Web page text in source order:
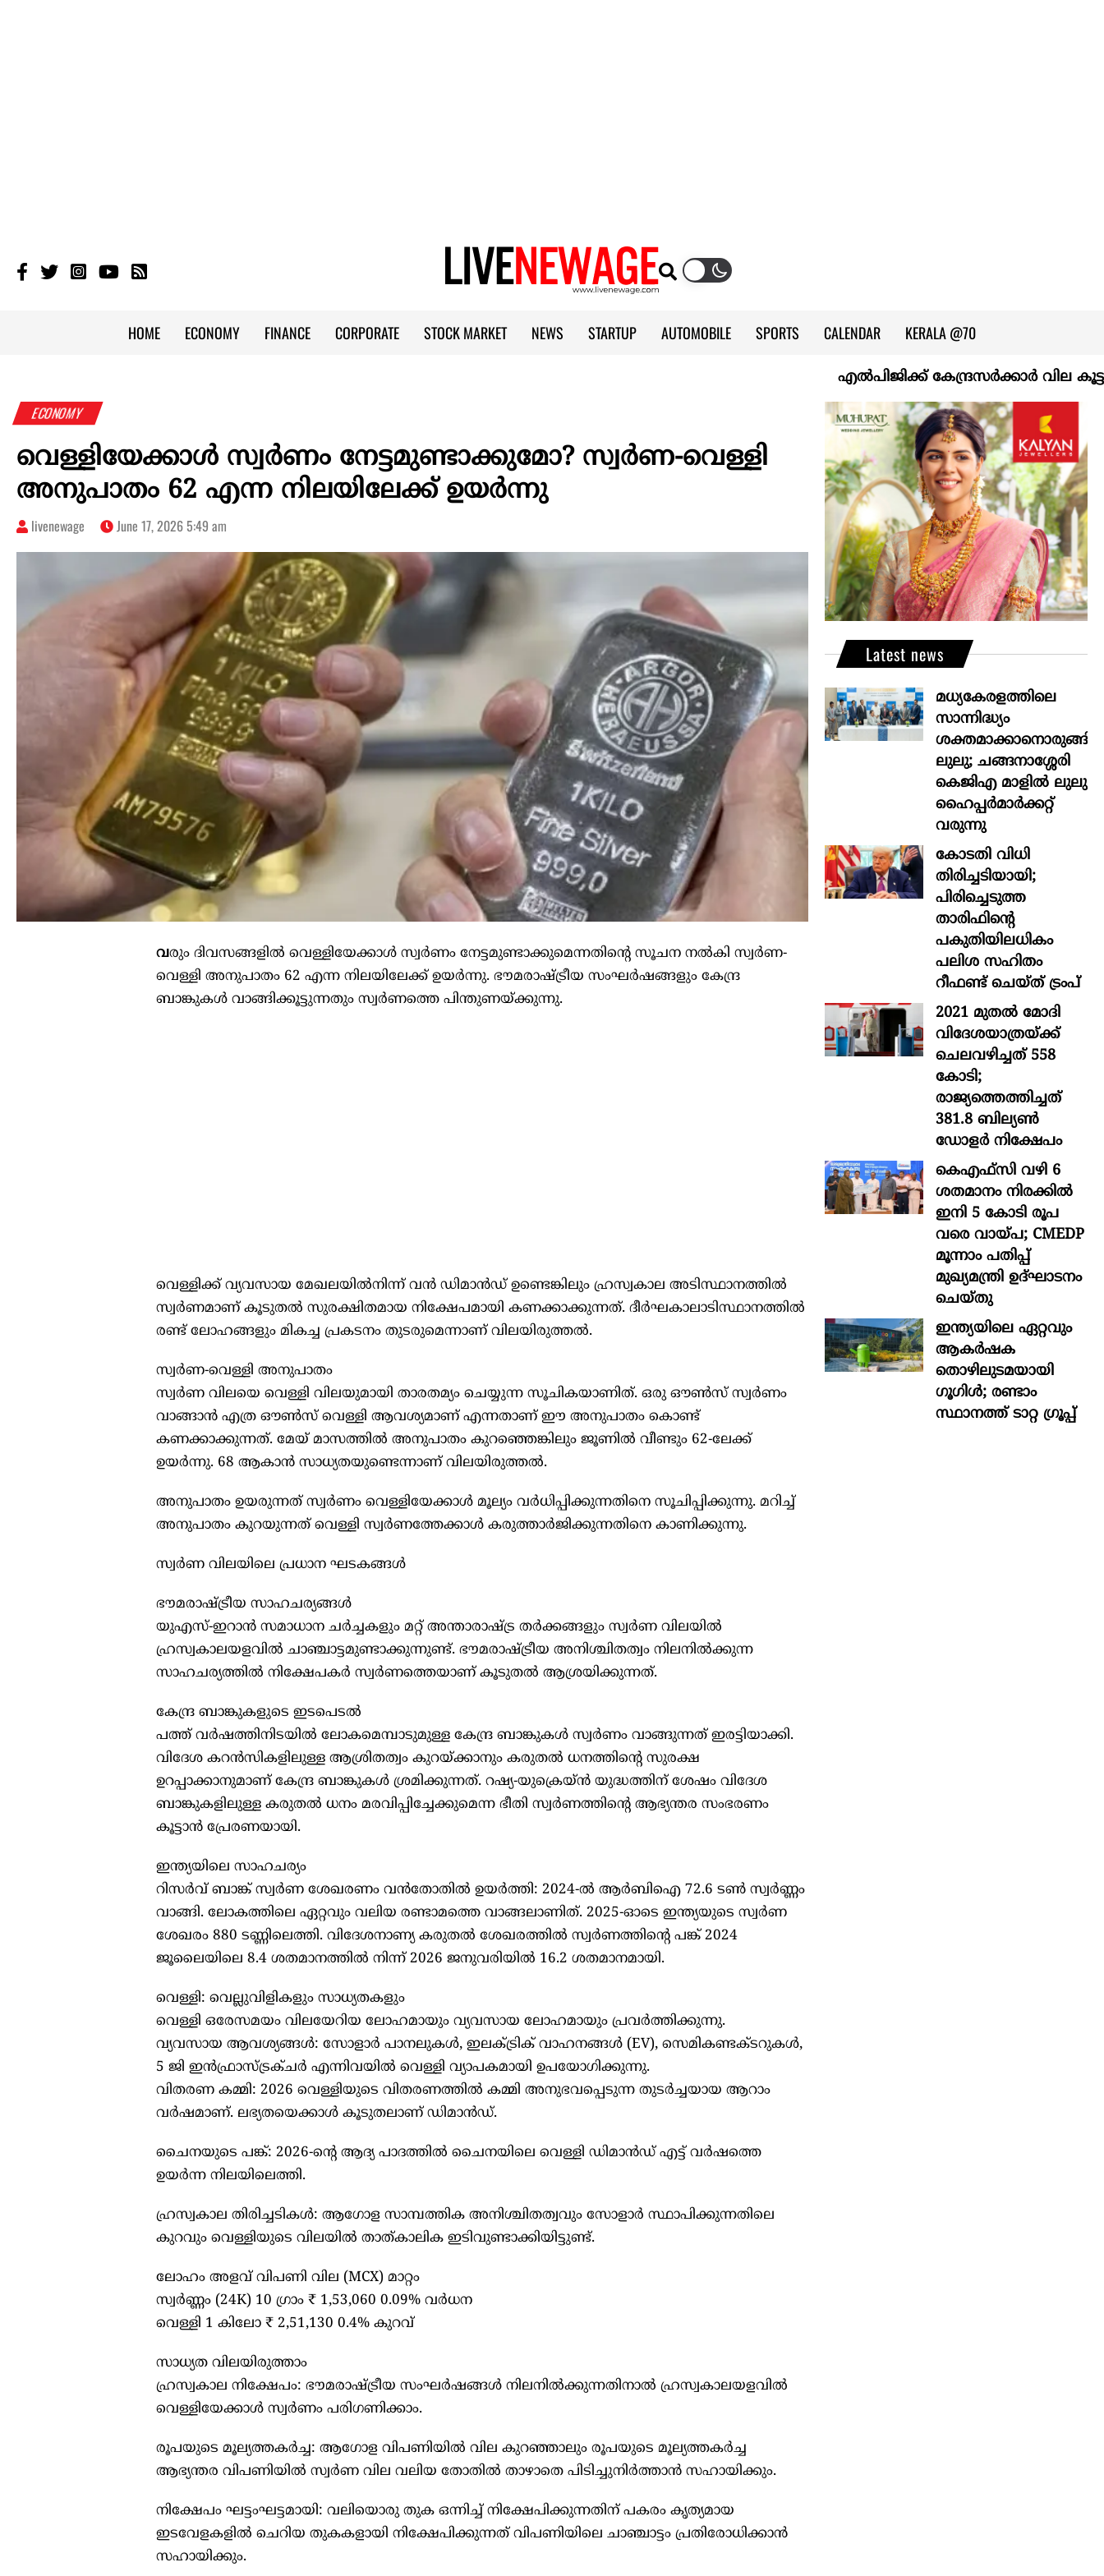
HOME ECONOMY FINANCE CORPORATE STOCK MARKET NEWS STARTUP AUTOMOBILE SPORTS CALENDAR KERALA @70
എല്‍പിജിക്ക് കേന്ദ്രസർക്കാർ വില
ECONOMY
വെള്ളിയേക്കാൾ സ്വർണം നേട്ടമുണ്ടാക്കുമോ? സ്വർണ-വെള്ളി
അനുപാതം 62 എന്ന നിലയിലേക്ക് ഉയർന്നു
livenewage June 17, 2026 5:49 am
വരും ദിവസങ്ങളിൽ വെള്ളിയേക്കാൾ സ്വർണം നേട്ടമുണ്ടാക്കുമെന്നതിന്റെ സൂചന നൽകി സ്വർണ-
വെള്ളി അനുപാതം 62 എന്ന നിലയിലേക്ക് ഉയർന്നു. ഭൗമരാഷ്ട്രീയ സംഘർഷങ്ങളും കേന്ദ്ര
ബാങ്കുകൾ വാങ്ങിക്കൂട്ടുന്നതും സ്വർണത്തെ പിന്തുണയ്ക്കുന്നു.
വെള്ളിക്ക് വ്യവസായ മേഖലയിൽനിന്ന് വൻ ഡിമാൻഡ് ഉണ്ടെങ്കിലും ഹ്രസ്വകാല അടിസ്ഥാനത്തിൽ
സ്വർണമാണ് കൂടുതൽ സുരക്ഷിതമായ നിക്ഷേപമായി കണക്കാക്കുന്നത്. ദീർഘകാലാടിസ്ഥാനത്തിൽ
രണ്ട് ലോഹങ്ങളും മികച്ച പ്രകടനം തുടരുമെന്നാണ് വിലയിരുത്തൽ.
സ്വർണ-വെള്ളി അനുപാതം
സ്വർണ വിലയെ വെള്ളി വിലയുമായി താരതമ്യം ചെയ്യുന്ന സൂചികയാണിത്. ഒരു ഔൺസ് സ്വർണം
വാങ്ങാൻ എത്ര ഔൺസ് വെള്ളി ആവശ്യമാണ് എന്നതാണ് ഈ അനുപാതം കൊണ്ട്
കണക്കാക്കുന്നത്. മേയ് മാസത്തിൽ അനുപാതം കുറഞ്ഞെങ്കിലും ജൂണിൽ വീണ്ടും 62-ലേക്ക്
ഉയർന്നു. 68 ആകാൻ സാധ്യതയുണ്ടെന്നാണ് വിലയിരുത്തൽ.
അനുപാതം ഉയരുന്നത് സ്വർണം വെള്ളിയേക്കാൾ മൂല്യം വർധിപ്പിക്കുന്നതിനെ സൂചിപ്പിക്കുന്നു. മറിച്ച്
അനുപാതം കുറയുന്നത് വെള്ളി സ്വർണത്തേക്കാൾ കരുത്താർജിക്കുന്നതിനെ കാണിക്കുന്നു.
സ്വർണ വിലയിലെ പ്രധാന ഘടകങ്ങൾ
ഭൗമരാഷ്ട്രീയ സാഹചര്യങ്ങൾ
യുഎസ്-ഇറാൻ സമാധാന ചർച്ചകളും മറ്റ് അന്താരാഷ്ട്ര തർക്കങ്ങളും സ്വർണ വിലയിൽ
ഹ്രസ്വകാലയളവിൽ ചാഞ്ചാട്ടമുണ്ടാക്കുന്നുണ്ട്. ഭൗമരാഷ്ട്രീയ അനിശ്ചിതത്വം നിലനിൽക്കുന്ന
സാഹചര്യത്തിൽ നിക്ഷേപകർ സ്വർണത്തെയാണ് കൂടുതൽ ആശ്രയിക്കുന്നത്.
കേന്ദ്ര ബാങ്കുകളുടെ ഇടപെടൽ
പത്ത് വർഷത്തിനിടയിൽ ലോകമെമ്പാടുമുള്ള കേന്ദ്ര ബാങ്കുകൾ സ്വർണം വാങ്ങുന്നത് ഇരട്ടിയാക്കി.
വിദേശ കറൻസികളിലുള്ള ആശ്രിതത്വം കുറയ്ക്കാനും കരുതൽ ധനത്തിന്റെ സുരക്ഷ
ഉറപ്പാക്കാനുമാണ് കേന്ദ്ര ബാങ്കുകൾ ശ്രമിക്കുന്നത്. റഷ്യ-യുക്രെയ്ൻ യുദ്ധത്തിന് ശേഷം വിദേശ
ബാങ്കുകളിലുള്ള കരുതൽ ധനം മരവിപ്പിച്ചേക്കുമെന്ന ഭീതി സ്വർണത്തിന്റെ ആഭ്യന്തര സംഭരണം
കൂട്ടാൻ പ്രേരണയായി.
ഇന്ത്യയിലെ സാഹചര്യം
റിസർവ് ബാങ്ക് സ്വർണ ശേഖരണം വൻതോതിൽ ഉയർത്തി: 2024-ൽ ആർബിഐ 72.6 ടൺ സ്വർണ്ണം
വാങ്ങി. ലോകത്തിലെ ഏറ്റവും വലിയ രണ്ടാമത്തെ വാങ്ങലാണിത്. 2025-ഓടെ ഇന്ത്യയുടെ സ്വർണ
ശേഖരം 880 ടണ്ണിലെത്തി. വിദേശനാണ്യ കരുതൽ ശേഖരത്തിൽ സ്വർണത്തിന്റെ പങ്ക് 2024
ജൂലൈയിലെ 8.4 ശതമാനത്തിൽ നിന്ന് 2026 ജനുവരിയിൽ 16.2 ശതമാനമായി.
വെള്ളി: വെല്ലുവിളികളും സാധ്യതകളും
വെള്ളി ഒരേസമയം വിലയേറിയ ലോഹമായും വ്യവസായ ലോഹമായും പ്രവർത്തിക്കുന്നു.
വ്യവസായ ആവശ്യങ്ങൾ: സോളാർ പാനലുകൾ, ഇലക്ട്രിക് വാഹനങ്ങൾ (EV), സെമികണ്ടക്ടറുകൾ,
5 ജി ഇൻഫ്രാസ്ട്രക്ചർ എന്നിവയിൽ വെള്ളി വ്യാപകമായി ഉപയോഗിക്കുന്നു.
വിതരണ കമ്മി: 2026 വെള്ളിയുടെ വിതരണത്തിൽ കമ്മി അനുഭവപ്പെടുന്ന തുടർച്ചയായ ആറാം
വർഷമാണ്. ലഭ്യതയെക്കാൾ കൂടുതലാണ് ഡിമാൻഡ്.
ചൈനയുടെ പങ്ക്: 2026-ന്റെ ആദ്യ പാദത്തിൽ ചൈനയിലെ വെള്ളി ഡിമാൻഡ് എട്ട് വർഷത്തെ
ഉയർന്ന നിലയിലെത്തി.
ഹ്രസ്വകാല തിരിച്ചടികൾ: ആഗോള സാമ്പത്തിക അനിശ്ചിതത്വവും സോളാർ സ്ഥാപിക്കുന്നതിലെ
കുറവും വെള്ളിയുടെ വിലയിൽ താത്കാലിക ഇടിവുണ്ടാക്കിയിട്ടുണ്ട്.
ലോഹം അളവ് വിപണി വില (MCX) മാറ്റം
സ്വർണ്ണം (24K) 10 ഗ്രാം ₹ 1,53,060 0.09% വർധന
വെള്ളി 1 കിലോ ₹ 2,51,130 0.4% കുറവ്
സാധ്യത വിലയിരുത്താം
ഹ്രസ്വകാല നിക്ഷേപം: ഭൗമരാഷ്ട്രീയ സംഘർഷങ്ങൾ നിലനിൽക്കുന്നതിനാൽ ഹ്രസ്വകാലയളവിൽ
വെള്ളിയേക്കാൾ സ്വർണം പരിഗണിക്കാം.
രൂപയുടെ മൂല്യത്തകർച്ച: ആഗോള വിപണിയിൽ വില കുറഞ്ഞാലും രൂപയുടെ മൂല്യത്തകർച്ച
ആഭ്യന്തര വിപണിയിൽ സ്വർണ വില വലിയ തോതിൽ താഴാതെ പിടിച്ചുനിർത്താൻ സഹായിക്കും.
നിക്ഷേപം ഘട്ടംഘട്ടമായി: വലിയൊരു തുക ഒന്നിച്ച് നിക്ഷേപിക്കുന്നതിന് പകരം കൃത്യമായ
ഇടവേളകളിൽ ചെറിയ തുകകളായി നിക്ഷേപിക്കുന്നത് വിപണിയിലെ ചാഞ്ചാട്ടം പ്രതിരോധിക്കാൻ
സഹായിക്കും.
Latest news
മധ്യകേരളത്തിലെ
സാന്നിദ്ധ്യം
ശക്തമാക്കാനൊരുങ്ങി
ലുലു; ചങ്ങനാശ്ശേരി
കെജിഎ മാളിൽ ലുലു
ഹൈപ്പർമാർക്കറ്റ്
വരുന്നു
കോടതി വിധി
തിരിച്ചടിയായി;
പിരിച്ചെടുത്ത
താരിഫിന്‍റെ
പകുതിയിലധികം
പലിശ സഹിതം
റീഫണ്ട് ചെയ്ത് ട്രംപ്
2021 മുതൽ മോദി
വിദേശയാത്രയ്ക്ക്
ചെലവഴിച്ചത് 558
കോടി;
രാജ്യത്തെത്തിച്ചത്
381.8 ബില്യൺ
ഡോളർ നിക്ഷേപം
കെഎഫ്സി വഴി 6
ശതമാനം നിരക്കിൽ
ഇനി 5 കോടി രൂപ
വരെ വായ്പ; CMEDP
മൂന്നാം പതിപ്പ്
മുഖ്യമന്ത്രി ഉദ്ഘാടനം
ചെയ്തു
ഇന്ത്യയിലെ ഏറ്റവും
ആകര്‍ഷക
തൊഴിലുടമയായി
ഗൂഗിള്‍; രണ്ടാം
സ്ഥാനത്ത് ടാറ്റ ഗ്രൂപ്പ്